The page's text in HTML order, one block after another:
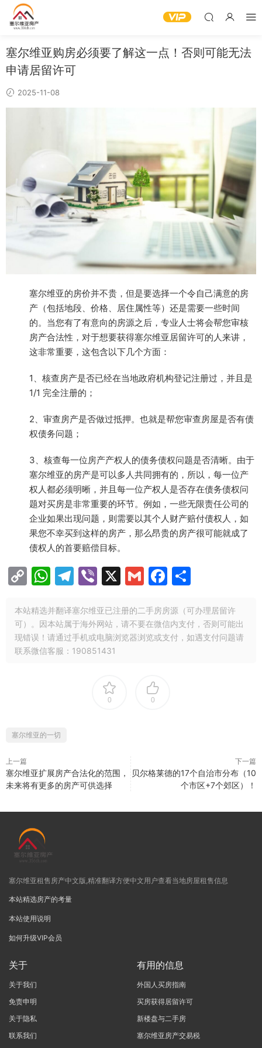
塞尔维亚购房必须要了解这一点！否则可能无法
申请居留许可
2025-11-08
塞尔维亚的房价并不贵，但是要选择一个令自己满意的房
产（包括地段、价格、居住属性等）还是需要一些时间
的。当您有了有意向的房源之后，专业人士将会帮您审核
房产合法性，对于想要获得塞尔维亚居留许可的人来讲，
这非常重要，这包含以下几个方面：
1、核查房产是否已经在当地政府机构登记注册过，并且是
1/1 完全注册的；
2、审查房产是否做过抵押。也就是帮您审查房屋是否有债
权债务问题；
3、核查每一位房产产权人的债务债权问题是否清晰。由于
塞尔维亚的房产是可以多人共同拥有的，所以，每一位产
权人都必须明晰，并且每一位产权人是否存在债务债权问
题对买房是非常重要的环节。例如，一些无限责任公司的
企业如果出现问题，则需要以其个人财产赔付债权人，如
果您不幸买到这样的房产，那么昂贵的房产很可能就成了
债权人的首要赔偿目标。
C
p
y
Li
W
at
s
A
T
e
gr
a
Vi
er
X
G
ai
l
F
c
e
本站精选并翻译塞尔维亚已注册的二手房房源（可办理居留许
可）。因本站属于海外网站，请不要在微信内支付，否则可能出
现错误！请通过手机或电脑浏览器浏览或支付，如遇支付问题请
联系微信客服：190851431
0 0
塞尔维亚的一切
上一篇
塞尔维亚扩展房产合法化的范围，
未来将有更多的房产可供选择
下一篇
贝尔格莱德的17个自治市分布（10
个市区+7个郊区）！
塞尔维亚租售房产中文版,精准翻译方便中文用户查看当地房屋租售信息
本站精选房产的考量
本站使用说明
如何升级VIP会员
关于
关于我们
免责申明
关于隐私
联系我们
有用的信息
外国人买房指南
买房获得居留许可
新楼盘与二手房
塞尔维亚房产交易税